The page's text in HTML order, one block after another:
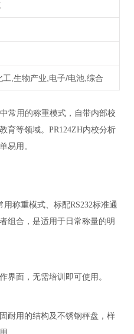
工,生物产业,电子/电池,综合
常用的称重模式，自带内部校
教育等领域。PR124ZH内校分析
用。
重模式、标配RS232标准通
组合，是适用于日常称量的明
，无需培训即可使用。
固耐用的结构及不锈钢秤盘，样